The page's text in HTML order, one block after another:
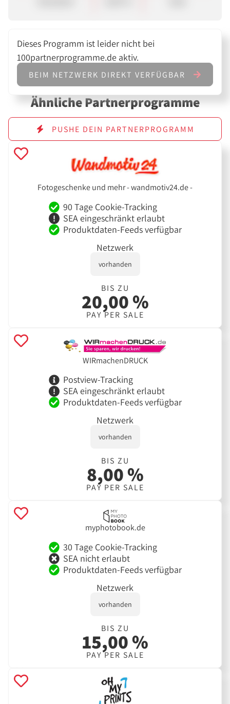
Dieses Programm ist leider nicht bei
100partnerprogramme.de aktiv.
BEIM NETZWERK DIREKT VERFÜGBAR
Ähnliche Partnerprogramme
PUSHE DEIN PARTNERPROGRAMM
Fotogeschenke und mehr - wandmotiv24.de -
90 Tage Cookie-Tracking
SEA eingeschränkt erlaubt
Produktdaten-Feeds verfügbar
Netzwerk
vorhanden
BIS ZU
20,00 %
PAY PER SALE
WIRmachenDRUCK
Postview-Tracking
SEA eingeschränkt erlaubt
Produktdaten-Feeds verfügbar
Netzwerk
vorhanden
BIS ZU
8,00 %
PAY PER SALE
myphotobook.de
30 Tage Cookie-Tracking
SEA nicht erlaubt
Produktdaten-Feeds verfügbar
Netzwerk
vorhanden
BIS ZU
15,00 %
PAY PER SALE